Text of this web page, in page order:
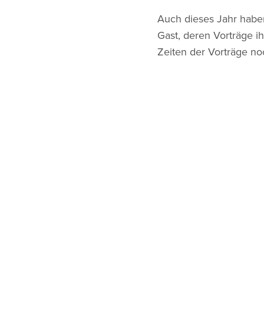
Auch dieses Jahr
Gast, deren Vorträge
Zeiten der Vorträge